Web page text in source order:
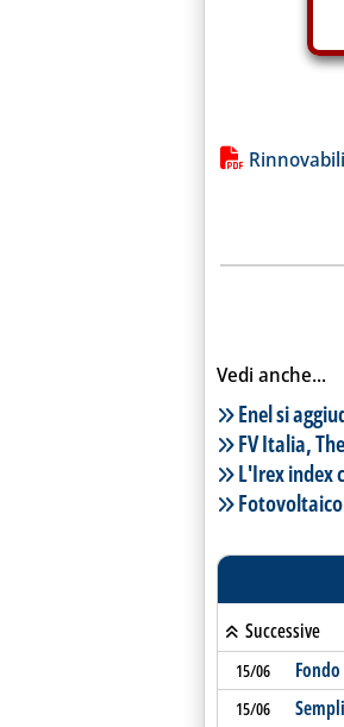
Lista
Vedi anche...
Lista notizie
Enel si
FV Italia,
L'Irex index
Successive
15/06
15/06